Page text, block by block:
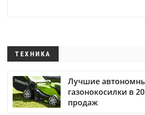
ТЕХНИКА
Лучшие
газонокосилки в
продаж